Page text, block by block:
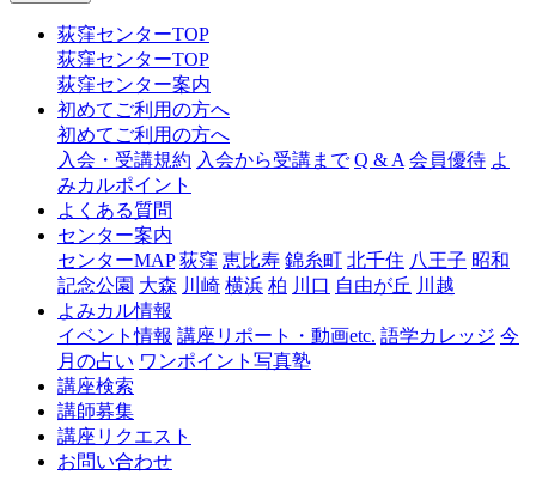
荻窪センターTOP
荻窪センターTOP
荻窪センター案内
初めてご利用の方へ
初めてご利用の方へ
入会・受講規約 入会から受講まで Q & A 会員優待 よ
みカルポイント
よくある質問
センター案内
センターMAP 荻窪 恵比寿 錦糸町 北千住 八王子 昭和
記念公園 大森 川崎 横浜 柏 川口 自由が丘 川越
よみカル情報
イベント情報 講座リポート・動画etc. 語学カレッジ 今
月の占い ワンポイント写真塾
講座検索
講師募集
講座リクエスト
お問い合わせ